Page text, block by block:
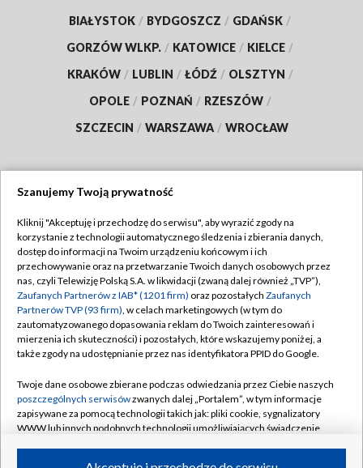
BIAŁYSTOK / BYDGOSZCZ / GDAŃSK /
GORZÓW WLKP. / KATOWICE / KIELCE /
KRAKÓW / LUBLIN / ŁÓDŹ / OLSZTYN /
OPOLE / POZNAŃ / RZESZÓW /
SZCZECIN / WARSZAWA / WROCŁAW
TVP
Abonament TVP
Emisja w TVP
Centrum informacji TVP
Naziemna Telewizja Cyfrowa
Rada Programowa
System NOS
Informacje o nadawcy
Regulamin TVP
Polityka prywatności
Moje zgody
Pomoc
Kontakt
Kanały
Szanujemy Twoją prywatność
Kliknij "Akceptuję i przechodzę do serwisu", aby wyrazić zgody na
korzystanie z technologii automatycznego śledzenia i zbierania danych,
dostęp do informacji na Twoim urządzeniu końcowym i ich
przechowywanie oraz na przetwarzanie Twoich danych osobowych przez
nas, czyli Telewizję Polską S.A. w likwidacji (zwaną dalej również „TVP”),
Zaufanych Partnerów z IAB* (1201 firm) oraz pozostałych Zaufanych
Partnerów TVP (93 firm), w celach marketingowych (w tym do
zautomatyzowanego dopasowania reklam do Twoich zainteresowań i
mierzenia ich skuteczności) i pozostałych, które wskazujemy poniżej, a
także zgody na udostępnianie przez nas identyfikatora PPID do Google.
Twoje dane osobowe zbierane podczas odwiedzania przez Ciebie naszych
poszczególnych serwisówzwanych dalej „Portalem”, w tym informacje
zapisywane za pomocą technologii takich jak: pliki cookie, sygnalizatory
WWW lub innych podobnych technologii umożliwiających świadczenie